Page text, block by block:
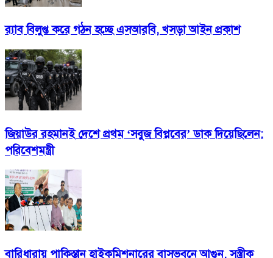
র‍্যাব বিলুপ্ত করে গঠন হচ্ছে এসআরবি, খসড়া আইন প্রকাশ
জিয়াউর রহমানই দেশে প্রথম ‘সবুজ বিপ্লবের’ ডাক দিয়েছিলেন:
পরিবেশমন্ত্রী
বারিধারায় পাকিস্তান হাইকমিশনারের বাসভবনে আগুন, সস্ত্রীক